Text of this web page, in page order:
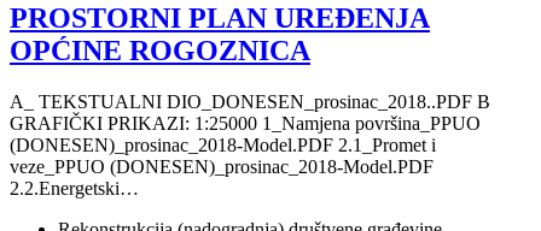
PROSTORNI PLAN UREĐENJA
OPĆINE ROGOZNICA
A_ TEKSTUALNI DIO_DONESEN_prosinac_2018..PDF B
GRAFIČKI PRIKAZI: 1:25000 1_Namjena površina_PPUO
(DONESEN)_prosinac_2018-Model.PDF 2.1_Promet i
veze_PPUO (DONESEN)_prosinac_2018-Model.PDF
2.2.Energetski…